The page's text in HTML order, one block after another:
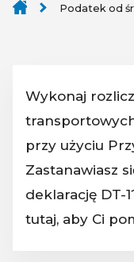
Podatek od
Wykonaj
przy użyciu
Zastanawiasz
deklarację DT-
tutaj, aby Ci